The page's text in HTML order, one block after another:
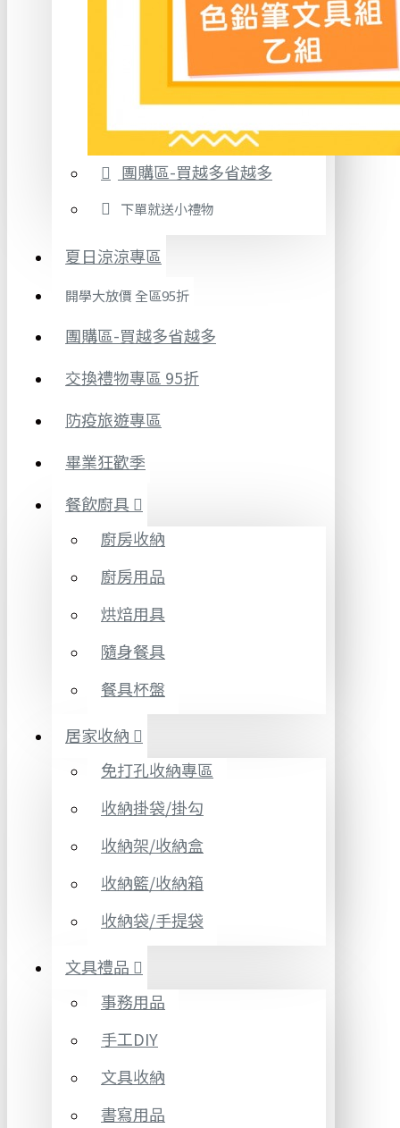
團購區-買越多省越多
下單就送小禮物
夏日涼涼專區
開學大放價 全區95折
團購區-買越多省越多
交換禮物專區 95折
防疫旅遊專區
畢業狂歡季
餐飲廚具
廚房收納
廚房用品
烘焙用具
隨身餐具
餐具杯盤
居家收納
免打孔收納專區
收納掛袋/掛勾
收納架/收納盒
收納籃/收納箱
收納袋/手提袋
文具禮品
事務用品
手工DIY
文具收納
書寫用品